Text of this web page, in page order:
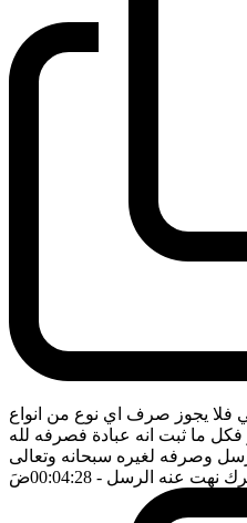
فلا يجوز صرف اي نوع من انواع
فكل ما ثبت انه عبادة فصرفه لله
وصرفه لغيره سبحانه وتعالى
نهت عنه الرسل - 00:04:28 ضَ